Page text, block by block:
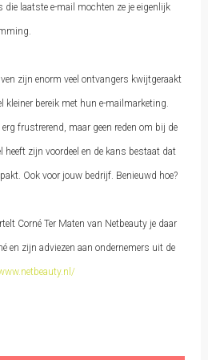
laatste e-mail mochten ze je eigenlijk
zijn enorm veel ontvangers kwijtgeraakt
kleiner bereik met hun e-mailmarketing.
frustrerend, maar geen reden om bij de
heeft zijn voordeel en de kans bestaat dat
Ook voor jouw bedrijf. Benieuwd hoe?
Corné Ter Maten van Netbeauty je daar
en zijn adviezen aan ondernemers uit de